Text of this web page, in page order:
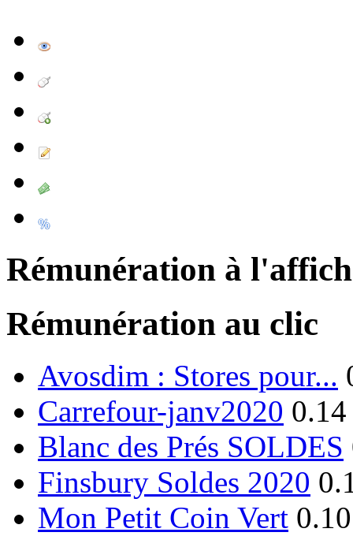
Rémunération à
Rémunération au clic
Avosdim : Stores pour...
Carrefour-janv2020
Blanc des Prés SOLDES
Finsbury Soldes 2020
Mon Petit Coin Vert